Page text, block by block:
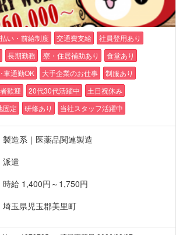
い・前給制度 交通費支給
社員登用あり
長期勤務 寮・住居補助あり
食堂あり
車通勤OK 大手企業のお仕事
制服あり
歓迎 20代30代活躍中
土日祝休み
固定 研修あり 当社スタッフ活躍中
製造系｜医薬品関連製造
派遣
時給 1,400円～1,750円
埼玉県児玉郡美里町